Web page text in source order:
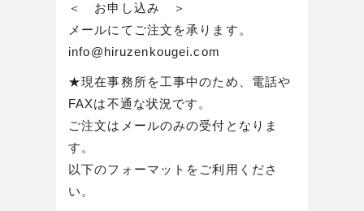
＜ お申し込み ＞
メールにてご注文を承ります。
info@hiruzenkougei.com
★現在事務所を工事中のため、電話や
FAXは不通な状況です。
ご注文はメールのみの受付となりま
す。
以下のフォーマットをご利用くださ
い。